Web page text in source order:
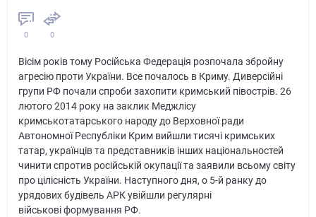
0 0
Вісім років тому Російська Федерація розпочала збройну
агресію проти України. Все почалось в Криму. Диверсійні
групи РФ почали спроби захопити кримський півострів. 26
лютого 2014 року на заклик Меджлісу
кримськотатарського народу до Верховної ради
Автономної Республіки Крим вийшли тисячі кримських
татар, українців та представників інших національностей
чинити спротив російській окупації та заявили всьому світу
про цілісність України. Наступного дня, о 5-й ранку до
урядових будівель АРК увійшли регулярні
військові формування РФ.